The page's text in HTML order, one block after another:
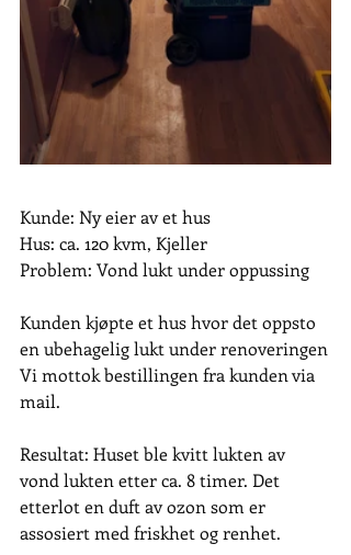
Kunde: Ny eier av et hus
Hus: ca. 120 kvm, Kjeller
Problem: Vond lukt under oppussing
Kunden kjøpte et hus hvor det oppsto
en ubehagelig lukt under renoveringen
Vi mottok bestillingen fra kunden via
mail.
Resultat: Huset ble kvitt lukten av
vond lukten etter ca. 8 timer. Det
etterlot en duft av ozon som er
assosiert med friskhet og renhet.